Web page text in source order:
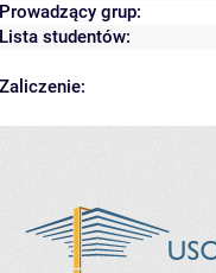
Prowadzący grup:
Lista studentów:
Zaliczenie: